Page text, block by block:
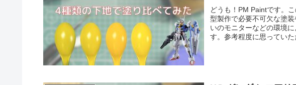
どうも！PM Paintです。
型製作で必要不可欠な塗
いのモニターなどの環境
す。参考程度に思ってい